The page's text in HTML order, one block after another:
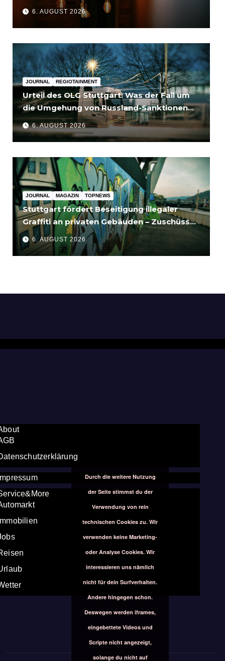
6. AUGUST 2026
JOURNAL REGIOTAINMENT
Urteil des OLG Stuttgart: Was der Fall um
die Umgehung von Russland-Sanktionen
für Unternehmen bedeutet
6. AUGUST 2026
JOURNAL MAGAZIN TOPNEWS
Stuttgart fördert Beseitigung illegaler
Graffiti an privaten Gebäuden – Zuschüsse
bis 3.500 Euro
6. AUGUST 2026
Durch die weitere Nutzung
der Seite stimmst du der
Verwendung von rein
technischen Cookies zu. Wir
verwenden keine Marketing-
oder Analyse Cookies. Wir
interessieren uns nämlich
nicht für dein Surfverhalten.
Andere hingegen schon.
Deswegen werden iframes,
eingebettete Videos und
Scripte nicht angezeigt,
solange du nicht auf